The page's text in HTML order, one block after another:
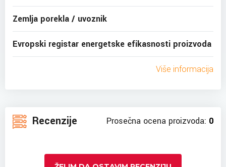
Zemlja porekla / uvoznik
Evropski registar energetske efikasnosti proizvoda
Više informacija
Recenzije Prosečna ocena proizvoda: 0